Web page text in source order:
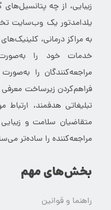
زیبایی، از چه
یلدامدتور یک وب‌سایت
به مراکز درمانی،
خدمات خود را
مراجعه‌کنندگان را
فراهم‌کردن زیرساخت
تبلیغاتی هدفمند، ارتباط
متقاضیان سلامت و
مراجعه‌کننده را ساده‌تر
بخش‌های مهم
راهنما و قوانین